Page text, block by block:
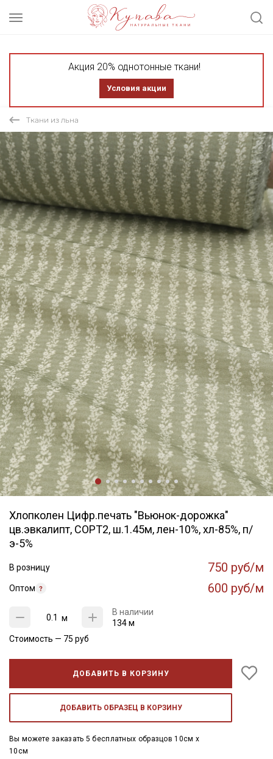
Акция 20% однотонные ткани!
Условия акции
Ткани из льна
Хлопколен Цифр.печать "Вьюнок-дорожка"
цв.эвкалипт, СОРТ2, ш.1.45м, лен-10%, хл-85%, п/
э-5%
В розницу 750 руб/м
Оптом 600 руб/м
м
В наличии
134 м
Стоимость — 75 руб
ДОБАВИТЬ В КОРЗИНУ
ДОБАВИТЬ ОБРАЗЕЦ В КОРЗИНУ
Вы можете заказать 5 бесплатных образцов 10см x
10см